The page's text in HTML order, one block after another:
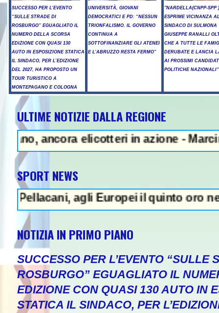
SUCCESSO PER L’EVENTO
“SULLE STRADE DI
ROSBURGO” EGUAGLIATO IL
NUMERO DELLA SCORSA
EDIZIONE CON QUASI 130
AUTO IN ESPOSIZIONE STATICA
IL SINDACO, PER L’EDIZIONE
DEL 2027, HA PROPOSTO UN
TOUR TURISTICO A
MONTEPAGANO E COLOGNA
UNIVERSITÀ, GIOVANI
DEMOCRATICI E PD: “NESSUN
TRIONFALISMO. IL GOVERNO
CONTINUA A
SOTTOFINANZIARE GLI ATENEI
E L’ABRUZZO RESTA FERMO”
"NARDELLA(CNPP-SPP )
ESPRIME VICINANZA
SINDACO DI SULMONA
GIUSEPPE RANALLI
CHE A TUTTE LE
DERUBATE E LANCIA
AI PROSSIMI
POLITICHE NAZIONALI"
ULTIME NOTIZIE DALLA REGIONE
elicotteri in azione - Marcinelle,
SPORT NEWS
agli Europei il quinto oro nei tuffi
NOTIZIA IN PRIMO PIANO
SUCCESSO PER L’EVENTO “SULLE
ROSBURGO” EGUAGLIATO IL
EDIZIONE CON QUASI 130 AUTO IN
STATICA IL SINDACO, PER
- Litiga con i ciclisti e li